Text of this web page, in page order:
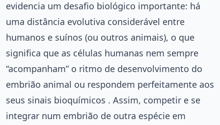
evidencia um desafio biológico importante: há
uma distância evolutiva considerável entre
humanos e suínos (ou outros animais), o que
significa que as células humanas nem sempre
“acompanham” o ritmo de desenvolvimento do
embrião animal ou respondem perfeitamente aos
seus sinais bioquímicos . Assim, competir e se
integrar num embrião de outra espécie em